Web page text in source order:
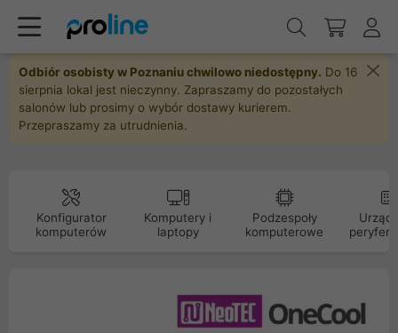
Odbiór osobisty w Poznaniu chwilowo niedostępny. Do 16
sierpnia lokal jest nieczynny. Zapraszamy do pozostałych
salonów lub prosimy o wybór dostawy kurierem.
Przepraszamy za utrudnienia.
Konfigurator
komputerów
Komputery i
laptopy
Podzespoły
komputerowe